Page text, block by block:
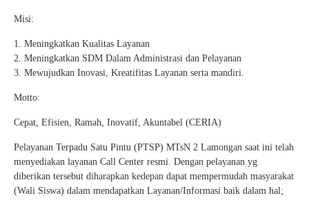
Misi:
1. Meningkatkan Kualitas Layanan
2. Meningkatkan SDM Dalam Administrasi dan Pelayanan
3. Mewujudkan Inovasi, Kreatifitas Layanan serta mandiri.
Motto:
Cepat, Efisien, Ramah, Inovatif, Akuntabel (CERIA)
Pelayanan Terpadu Satu Pintu (PTSP) MTsN 2 Lamongan saat ini telah
menyediakan layanan Call Center resmi. Dengan pelayanan yg
diberikan tersebut diharapkan kedepan dapat mempermudah masyarakat
(Wali Siswa) dalam mendapatkan Layanan/Informasi baik dalam hal;